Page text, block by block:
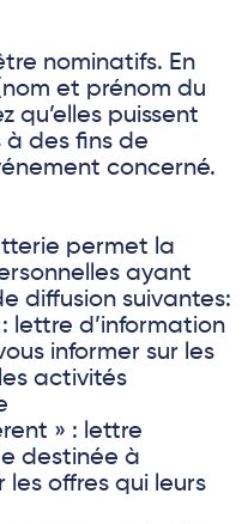
nominatifs. En
et prénom du
qu’elles puissent
des fins de
concerné.
permet la
ayant
diffusion suivantes:
lettre d’information
informer sur les
activités
» : lettre
destinée à
les offres qui leurs